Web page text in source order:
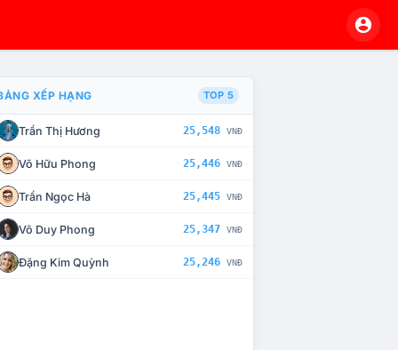
CHẾ TÀI XỬ LÝ VI PHẠM
XẾP HẠNG TOP 5
Trần Thị Hương 25,548 VNĐ
Võ Hữu Phong 25,446 VNĐ
Trần Ngọc Hà 25,445 VNĐ
Võ Duy Phong 25,347 VNĐ
Đặng Kim Quỳnh 25,246 VNĐ